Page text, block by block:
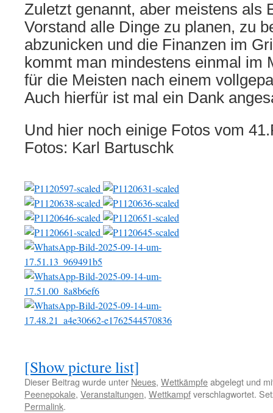
Zuletzt genannt, aber meistens als
Vorstand alle Dinge zu planen, zu
abzunicken und die Finanzen im
kommt man mindestens einmal im
für die Meisten nach einem
Auch hierfür ist mal ein Dank
Und hier noch einige Fotos vom
Fotos: Karl Bartuschk
[Show picture list]
Dieser Beitrag wurde unter Neues, Wettkämpfeabgelegt und
Peenepokale, Veranstaltungen, Wettkampfverschlagwortet.
Permalink.